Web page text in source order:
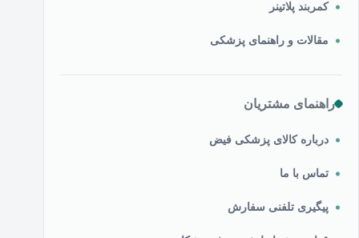
کمربند پلاتینر
مقالات و راهنمای پزشکی
راهنمای مشتریان
درباره کالای پزشکی فیض
تماس با ما
پیگیری تلفنی سفارش